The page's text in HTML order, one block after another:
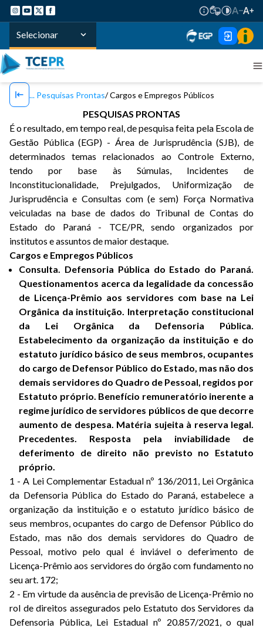
Selecionar
Pesquisas Prontas Cargos e Empregos Públicos
PESQUISAS PRONTAS
É o resultado, em tempo real, de pesquisa feita pela Escola de
Gestão Pública (EGP) - Área de Jurisprudência (SJB), de
determinados temas relacionados ao Controle Externo,
tendo por base às Súmulas, Incidentes de
Inconstitucionalidade, Prejulgados, Uniformização de
Jurisprudência e Consultas com (e sem) Força Normativa
veiculadas na base de dados do Tribunal de Contas do
Estado do Paraná - TCE/PR, sendo organizados por
institutos e assuntos de maior destaque.
Cargos e Empregos Públicos
Consulta. Defensoria Pública do Estado do Paraná.
Questionamentos acerca da legalidade da concessão
de Licença-Prêmio aos servidores com base na Lei
Orgânica da instituição. Interpretação constitucional
da Lei Orgânica da Defensoria Pública.
Estabelecimento da organização da instituição e do
estatuto jurídico básico de seus membros, ocupantes
do cargo de Defensor Público do Estado, mas não dos
demais servidores do Quadro de Pessoal, regidos por
Estatuto próprio. Benefício remuneratório inerente a
regime jurídico de servidores públicos de que decorre
aumento de despesa. Matéria sujeita à reserva legal.
Precedentes. Resposta pela inviabilidade de
deferimento de direito não previsto no Estatuto
próprio.
1 - A Lei Complementar Estadual nº 136/2011, Lei Orgânica
da Defensoria Pública do Estado do Paraná, estabelece a
organização da instituição e o estatuto jurídico básico de
seus membros, ocupantes do cargo de Defensor Público do
Estado, mas não dos demais servidores do Quadro de
Pessoal, motivo pelo qual é inviável o deferimento de
Licença-Prêmio aos servidores do órgão com fundamento no
seu art. 172;
2 - Em virtude da ausência de previsão de Licença-Prêmio no
rol de direitos assegurados pelo Estatuto dos Servidores da
Defensoria Pública, Lei Estadual nº 20.857/2021, o qual